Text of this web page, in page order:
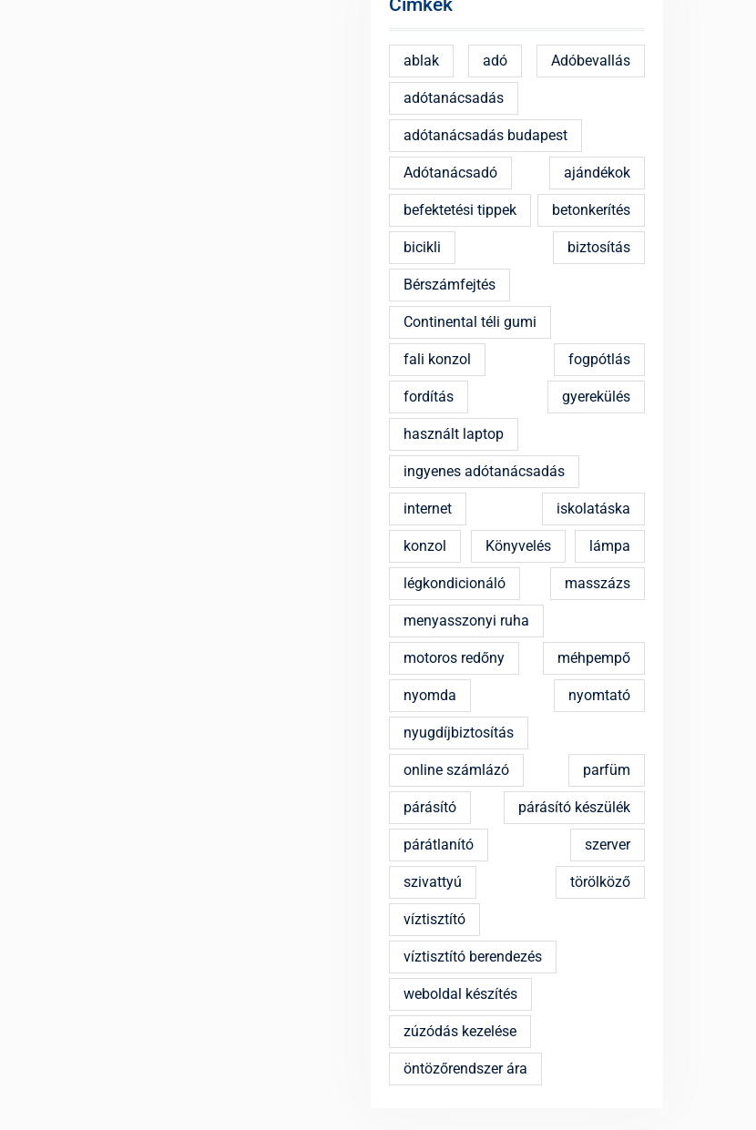
Cimkék
ablak adó Adóbevallás
adótanácsadás
adótanácsadás budapest
Adótanácsadó ajándékok
befektetési tippek betonkerítés
bicikli biztosítás
Bérszámfejtés
Continental téli gumi
fali konzol fogpótlás
fordítás gyerekülés
használt laptop
ingyenes adótanácsadás
internet iskolatáska
konzol Könyvelés lámpa
légkondicionáló masszázs
menyasszonyi ruha
motoros redőny méhpempő
nyomda nyomtató
nyugdíjbiztosítás
online számlázó parfüm
párásító párásító készülék
párátlanító szerver
szivattyú törölköző
víztisztító
víztisztító berendezés
weboldal készítés
zúzódás kezelése
öntözőrendszer ára